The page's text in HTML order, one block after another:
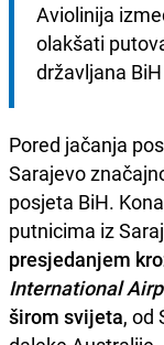
Aviolinija
olakšati
državljana
Pored jačanja
Sarajevo
posjeta BiH.
putnicima iz
presjedanjem
International
širom svijeta, od